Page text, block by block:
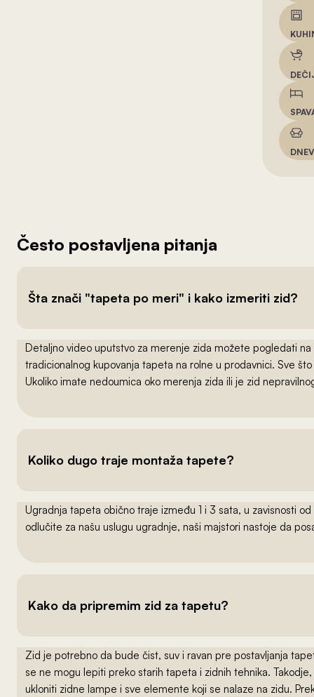
Često postavljena pitanja
Šta znači "tapeta po meri" i kako izmeriti zid?
Detaljno video uputstvo za merenje zida možete pogledati na
tradicionalnog kupovanja tapeta na rolne u prodavnici. Sve
Ukoliko imate nedoumica oko merenja zida ili je zid
Koliko dugo traje montaža tapete?
Ugradnja tapeta obično traje između 1 i 3 sata, u zavisnosti
odlučite za našu uslugu ugradnje, naši majstori nastoje da
Kako da pripremim zid za tapetu?
Zid je potrebno da bude čist, suv i ravan pre postavljanja
se ne mogu lepiti preko starih tapeta i zidnih tehnika.
ukloniti zidne lampe i sve elemente koji se nalaze na zidu.